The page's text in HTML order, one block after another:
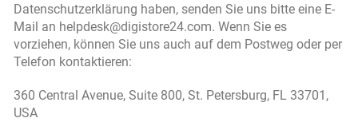
Datenschutzerklärung haben, senden Sie uns bitte eine E-
Mail an helpdesk@digistore24.com. Wenn Sie es
vorziehen, können Sie uns auch auf dem Postweg oder per
Telefon kontaktieren:
360 Central Avenue, Suite 800, St. Petersburg, FL 33701,
USA